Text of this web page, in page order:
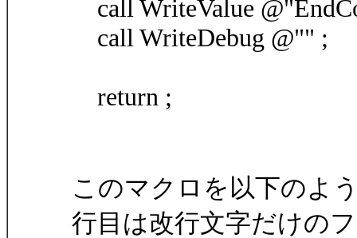
call WriteValue
call WriteDebug @"" ;
return ;
このマクロを以下のよ
行目は改行文字だけのフ